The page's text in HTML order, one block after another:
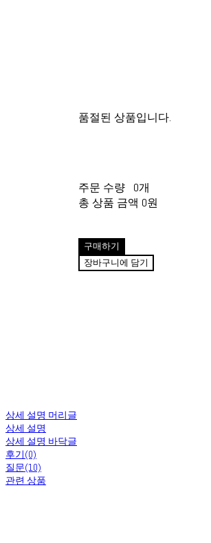
품절된 상품입니다.
주문 수량
0개
총 상품 금액 0원
구매하기
장바구니에 담기
상세 설명 머리글
상세 설명
상세 설명 바닥글
후기(0)
질문(10)
관련 상품